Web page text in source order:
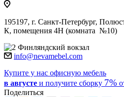
195197, г. Санкт-Петербург,
К, помещения 4Н (комната №10)
Финляндский вокзал
info@nevamebel.com
Купите у нас офисную мебель
в августе и получите сборку 7%
Поделиться